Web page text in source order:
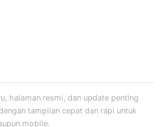
halaman resmi, dan update penting
tampilan cepat dan rapi untuk
mobile.